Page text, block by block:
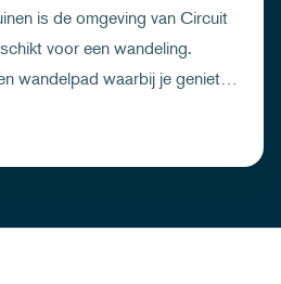
is de omgeving van Circuit
voor een wandeling.
wandelpad waarbij je geniet